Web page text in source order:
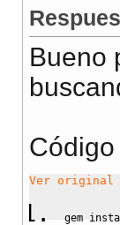
Bueno
Ver original
gem